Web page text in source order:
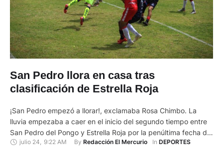
San Pedro llora en casa tras
clasificación de Estrella Roja
¡San Pedro empezó a llorar!, exclamaba Rosa Chimbo. La
lluvia empezaba a caer en el inicio del segundo tiempo entre
San Pedro del Pongo y Estrella Roja por la penúltima fecha del
Campeonato de Segunda Categoría del Azuay. La visita
julio 24 9:22 AM By Redacción El Mercurio In DEPORTES